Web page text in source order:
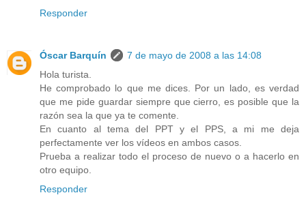
Responder
Óscar Barquín
7 de mayo de 2008 a las 14:08
Hola turista.
He comprobado lo que me dices. Por un lado, es verdad
que me pide guardar siempre que cierro, es posible que la
razón sea la que ya te comente.
En cuanto al tema del PPT y el PPS, a mi me deja
perfectamente ver los vídeos en ambos casos.
Prueba a realizar todo el proceso de nuevo o a hacerlo en
otro equipo.
Responder